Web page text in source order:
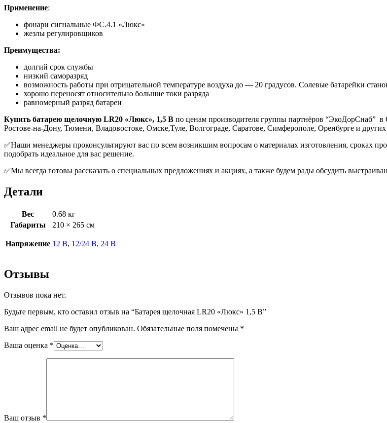
Применение:
фонари сигнальные ФС.4.1 «Люкс»
жезлы регулировщиков
Преимущества:
долгий срок службы
низкий саморазряд
возможность работы при отрицательной температуре воздуха до — 20 градусов. Солевые батарейки
хорошо переносят относительно большие токи разряда
равномерный разряд батареи
Купить батарею щелочную LR20 «Люкс», 1,5 В по ценам производителя группы партнёров “ЭкоДорСнаб” в
Ростове-на-Дону, Тюмени, Владовостоке, Омске,Туле, Волгограде, Саратове, Симферополе, Оренбурге и других
✅Наши менеджеры проконсультируют вас по всем возникшим вопросам о материалах изготовления, сроках
подобрать идеальное для вас решение.
✅Мы всегда готовы рассказать о специальных предложениях и акциях, а также будем рады обсудить
Детали
Вес
0.68 кг
Габариты
210 × 265 см
Напряжение 12 В, 12/24 В, 24 В
Отзывы
Отзывов пока нет.
Будьте первым, кто оставил отзыв на “Батарея щелочная LR20 «Люкс» 1,5 В”
Ваш адрес email не будет опубликован. Обязательные поля помечены *
Ваша оценка *
Ваш отзыв *